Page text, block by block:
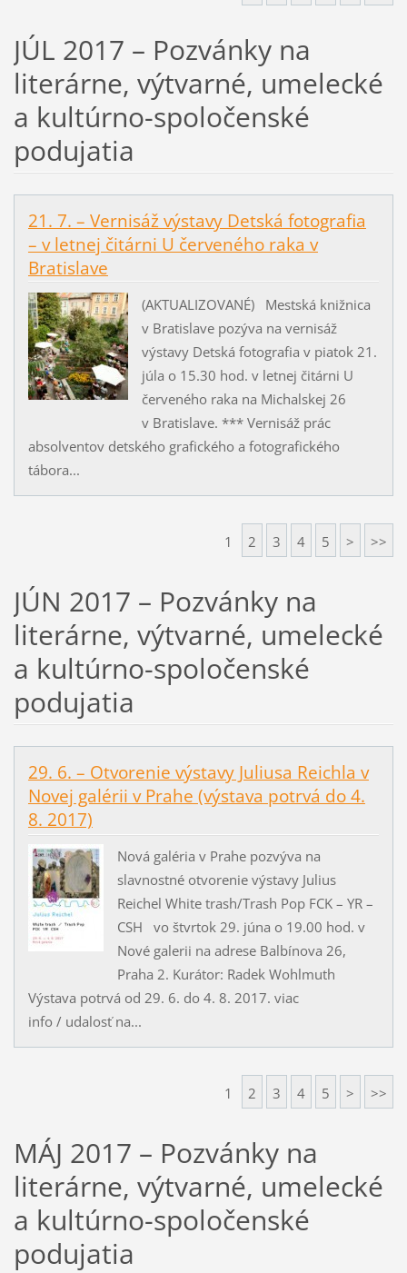
JÚL 2017 – Pozvánky na
literárne, výtvarné, umelecké
a kultúrno-spoločenské
podujatia
21. 7. – Vernisáž výstavy Detská fotografia
– v letnej čitárni U červeného raka v
Bratislave
(AKTUALIZOVANÉ) Mestská knižnica
v Bratislave pozýva na vernisáž
výstavy Detská fotografia v piatok 21.
júla o 15.30 hod. v letnej čitárni U
červeného raka na Michalskej 26
v Bratislave. *** Vernisáž prác
absolventov detského grafického a fotografického
tábora...
1 2 3 4 5 > >>
JÚN 2017 – Pozvánky na
literárne, výtvarné, umelecké
a kultúrno-spoločenské
podujatia
29. 6. – Otvorenie výstavy Juliusa Reichla v
Novej galérii v Prahe (výstava potrvá do 4.
8. 2017)
Nová galéria v Prahe pozvýva na
slavnostné otvorenie výstavy Julius
Reichel White trash/Trash Pop FCK – YR –
CSH vo štvrtok 29. júna o 19.00 hod. v
Nové galerii na adrese Balbínova 26,
Praha 2. Kurátor: Radek Wohlmuth
Výstava potrvá od 29. 6. do 4. 8. 2017. viac
info / udalosť na...
1 2 3 4 5 > >>
MÁJ 2017 – Pozvánky na
literárne, výtvarné, umelecké
a kultúrno-spoločenské
podujatia